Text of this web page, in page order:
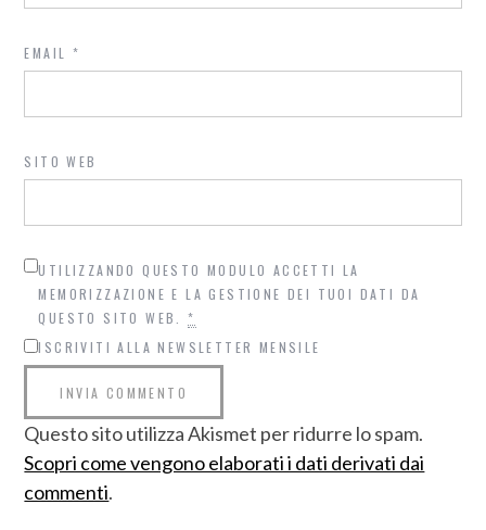
EMAIL *
SITO WEB
UTILIZZANDO QUESTO MODULO ACCETTI LA
MEMORIZZAZIONE E LA GESTIONE DEI TUOI DATI DA
QUESTO SITO WEB.*
ISCRIVITI ALLA NEWSLETTER MENSILE
Questo sito utilizza Akismet per ridurre lo spam.
Scopri come vengono elaborati i dati derivati dai
commenti.